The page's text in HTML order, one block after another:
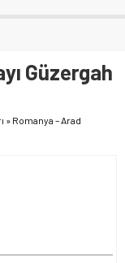
Güzergah
» Romanya – Arad